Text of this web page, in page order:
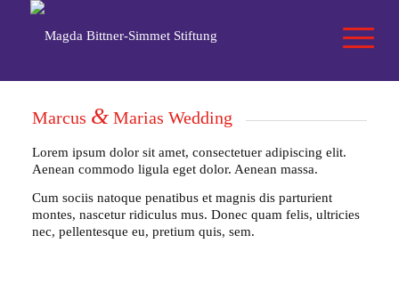
Marcus &Marias Wedding
Lorem ipsum dolor sit amet, consectetuer adipiscing elit.
Aenean commodo ligula eget dolor. Aenean massa.
Cum sociis natoque penatibus et magnis dis parturient
montes, nascetur ridiculus mus. Donec quam felis, ultricies
nec, pellentesque eu, pretium quis, sem.